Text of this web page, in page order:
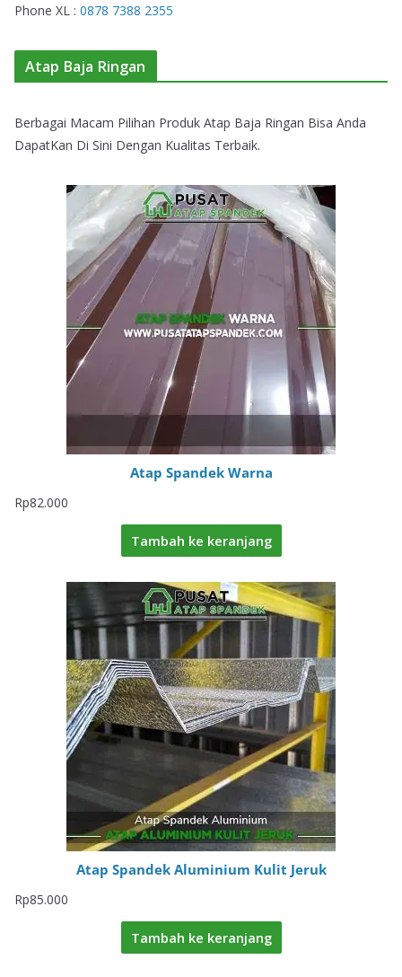
Phone XL : 0878 7388 2355
Atap Baja Ringan
Berbagai Macam Pilihan Produk Atap Baja Ringan Bisa Anda
DapatKan Di Sini Dengan Kualitas Terbaik.
Atap Spandek Warna
Rp82.000
Tambah ke keranjang
Atap Spandek Aluminium Kulit Jeruk
Rp85.000
Tambah ke keranjang